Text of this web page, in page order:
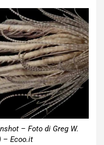
– Foto di Greg W.
– Ecoo.it